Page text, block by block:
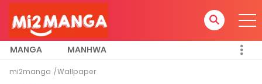
MANGA MANHWA
mi2manga Wallpaper